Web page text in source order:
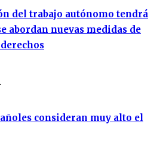
del trabajo autónomo tendrá
abordan nuevas medidas de
consideran muy alto el